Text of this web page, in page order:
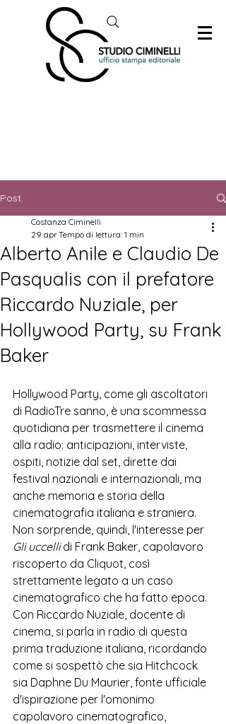
Post
Alberto Anile e Claudio De
Pasqualis con il prefatore
Riccardo Nuziale, per
Hollywood Party, su Frank
Baker
Costanza Ciminelli
29 aprTempo di lettura: 1 min
Hollywood Party, come gli ascoltatori
di RadioTre sanno, è una scommessa
quotidiana per trasmettere il cinema
alla radio: anticipazioni, interviste,
ospiti, notizie dal set, dirette dai
festival nazionali e internazionali, ma
anche memoria e storia della
cinematografia italiana e straniera.
Non sorprende, quindi, l'interesse per
Gli uccelli di Frank Baker, capolavoro
riscoperto da Cliquot, così
strettamente legato a un caso
cinematografico che ha fatto epoca.
Con Riccardo Nuziale, docente di
cinema, si parla in radio di questa
prima traduzione italiana, ricordando
come si sospettò che sia Hitchcock
sia Daphne Du Maurier, fonte ufficiale
d'ispirazione per l'omonimo
capolavoro cinematografico,